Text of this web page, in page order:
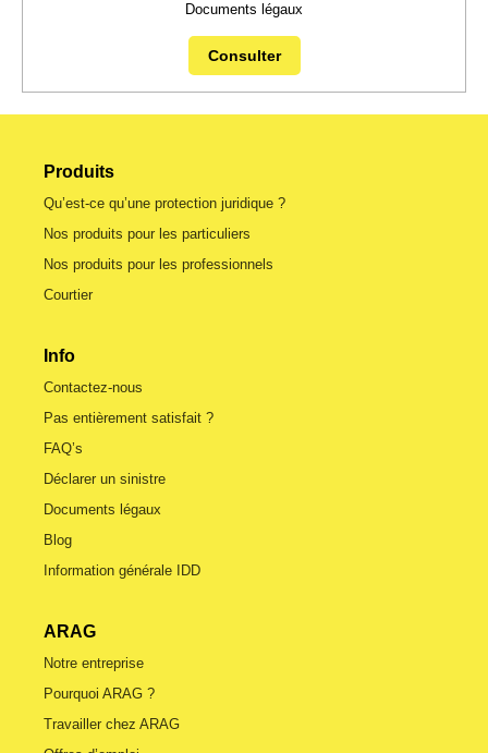
Documents légaux
Consulter
Produits
Qu’est-ce qu’une protection juridique ?
Nos produits pour les particuliers
Nos produits pour les professionnels
Courtier
Info
Contactez-nous
Pas entièrement satisfait ?
FAQ’s
Déclarer un sinistre
Documents légaux
Blog
Information générale IDD
ARAG
Notre entreprise
Pourquoi ARAG ?
Travailler chez ARAG